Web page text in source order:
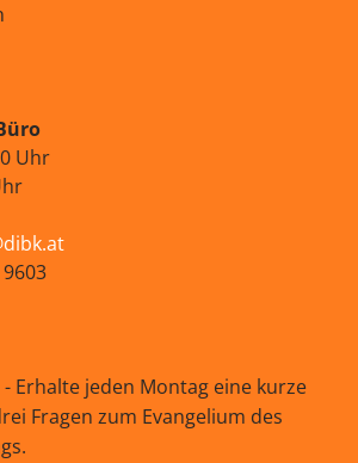
Uhr
- Erhalte jeden Montag eine kurze
Fragen zum Evangelium des